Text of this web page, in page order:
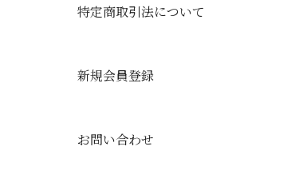
特定商取引法について
新規会員登録
お問い合わせ